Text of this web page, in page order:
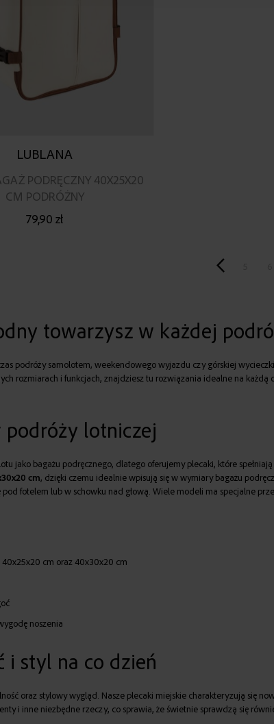
LUBLANA
PODRĘCZNY 40X25X20
CM PODRÓŻNY
79,90 zł
towarzysz w każdej
podróży samolotem, weekendowego wyjazdu czy górskiej
rozmiarach i funkcjach, znajdziesz tu rozwiązania idealne na
lotniczej
jako bagażu podręcznego, dlatego oferujemy plecaki, które
cm, dzięki czemu idealnie wpisują się w wymiary bagażu
fotelem lub w schowku nad głową. Wiele modeli ma specjalne
cm oraz 40x30x20 cm
noszenia
i styl na co dzień
oraz stylowy wygląd. Nasze plecaki miejskie charakteryzują się
i inne niezbędne rzeczy, co sprawia, że świetnie sprawdzą się